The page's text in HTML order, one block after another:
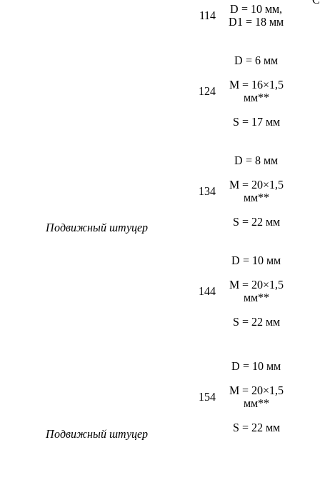
114
D = 10 мм,
D1 = 18 мм
Подвижный штуцер
124
D = 6 мм
M = 16×1,5
мм**
S = 17 мм
134
D = 8 мм
M = 20×1,5
мм**
S = 22 мм
144
D = 10 мм
M = 20×1,5
мм**
S = 22 мм
Подвижный штуцер
154
D = 10 мм
M = 20×1,5
мм**
S = 22 мм